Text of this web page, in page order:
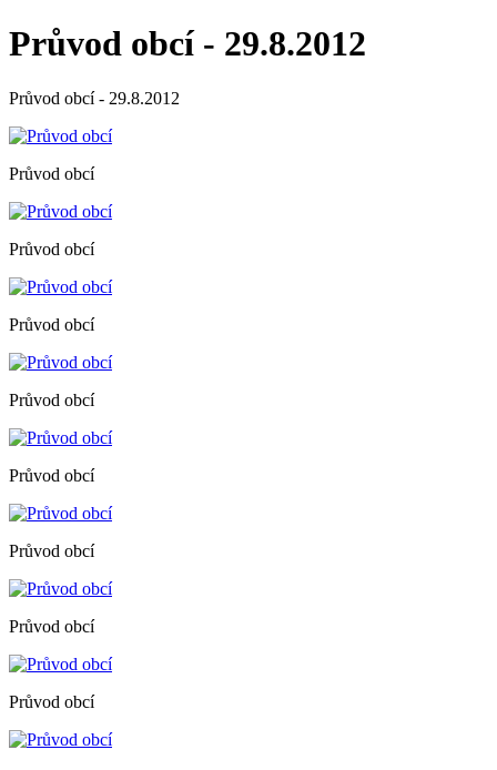
Průvod obcí - 29.8.2012
Průvod obcí - 29.8.2012
Průvod obcí
Průvod obcí
Průvod obcí
Průvod obcí
Průvod obcí
Průvod obcí
Průvod obcí
Průvod obcí